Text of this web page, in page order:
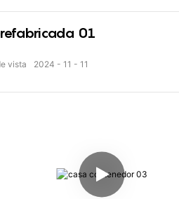
01
2024 11 11
vista